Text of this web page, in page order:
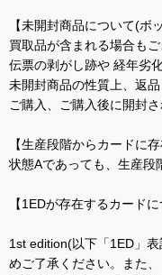
【未開封商品について(ボ
買取品が含まれる場合もご
伝票の剥がし跡や 経年劣
未開封商品の性質上、返
ご購入、ご購入後に開封
【生産段階からカードに
状態Aであっても、生産段
【1EDが存在するカードに
1st edition(以下「1ED」
めご了承ください。また